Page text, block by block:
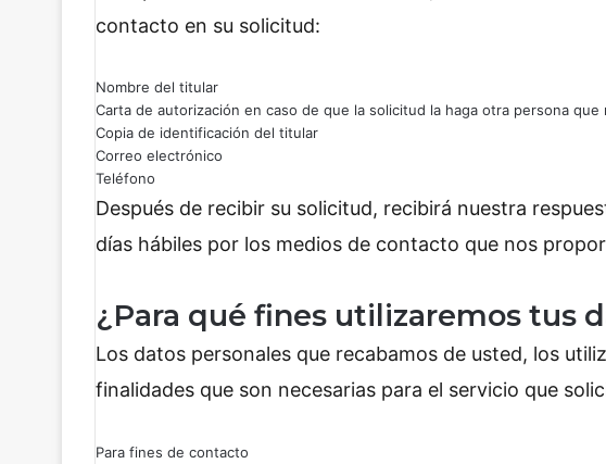
contacto en su solicitud:
Nombre del titular
Carta de autorización en caso de que la solicitud la haga otra persona
Copia de identificación del titular
Correo electrónico
Teléfono
Después de recibir su solicitud, recibirá nuestra
días hábiles por los medios de contacto que nos
¿Para qué fines utilizaremos tus
Los datos personales que recabamos de usted, los
finalidades que son necesarias para el servicio que
Para fines de contacto